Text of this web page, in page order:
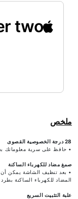
two
ملخص
28 درجة الخصوصية القصوى
• حافظ على سرية معلوماتك بعيدًا
صمغ مضاد للكهرباء الساكنة
• بعد تنظيف الشاشة يمكن أن
المضاد للكهرباء الساكنة
علبة التثبيت السريع